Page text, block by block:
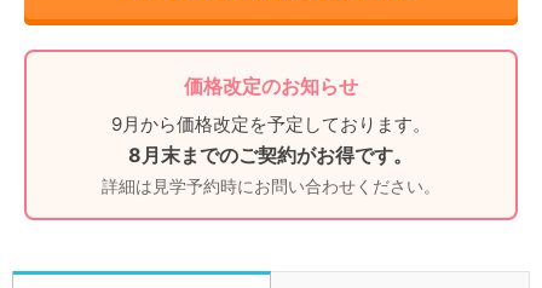
価格改定のお知らせ
9月から価格改定を予定しております。
8月末までのご契約がお得です。
詳細は見学予約時にお問い合わせください。